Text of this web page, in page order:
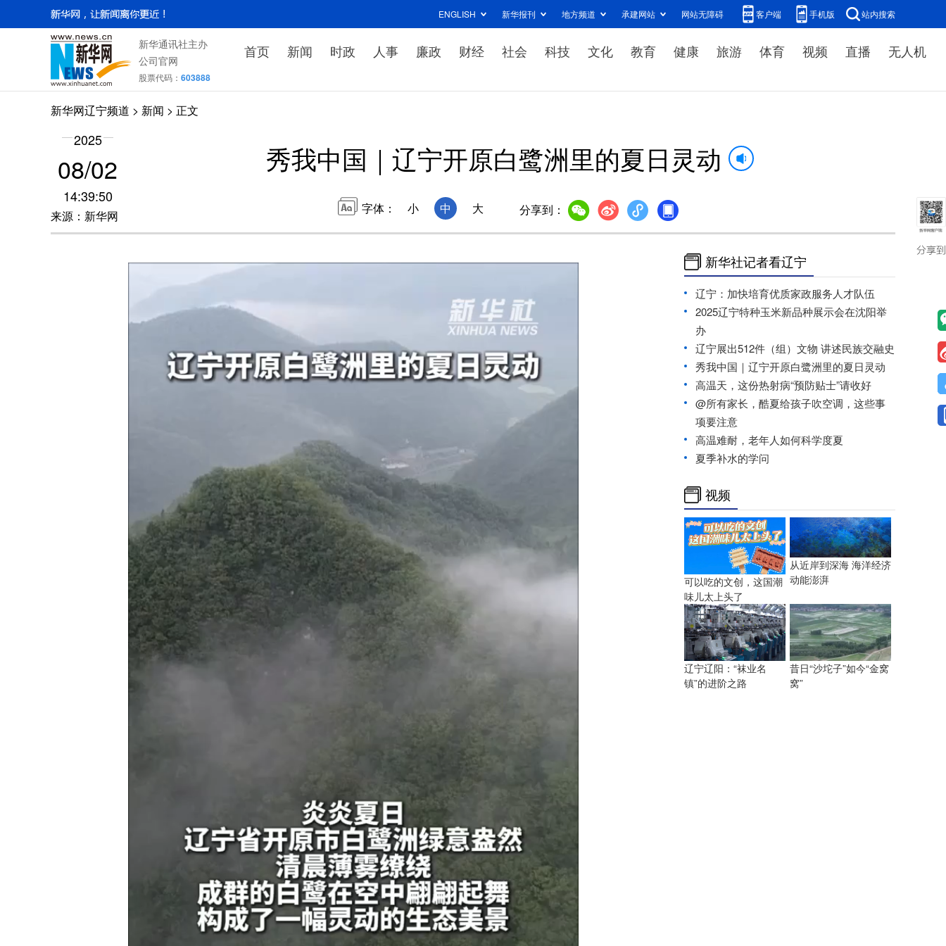
ENGLISH 新华报刊 地方频道 承建网站 网站无障碍 客户端 手机版 站内搜索
新华通讯社主办
公司官网
股票代码： 603888
首页 新闻 时政 人事 廉政 财经 社会 科技 文化 教育 健康 旅游 体育 视频 直播 无人机
新华网辽宁频道 > 新闻 > 正文
2025
08/02
14:39:50
来源：新华网
秀我中国｜辽宁开原白鹭洲里的夏日灵动
字体： 小 中 大 分享到：
新华社记者看辽宁
辽宁：加快培育优质家政服务人才队伍
2025辽宁特种玉米新品种展示会在沈阳举
办
辽宁展出512件（组）文物 讲述民族交融史
秀我中国｜辽宁开原白鹭洲里的夏日灵动
高温天，这份热射病“预防贴士”请收好
@所有家长，酷夏给孩子吹空调，这些事
项要注意
高温难耐，老年人如何科学度夏
夏季补水的学问
视频
可以吃的文创，这国潮
味儿太上头了
从近岸到深海 海洋经济
动能澎湃
辽宁辽阳：“袜业名
镇”的进阶之路
昔日“沙坨子”如今“金窝
窝”